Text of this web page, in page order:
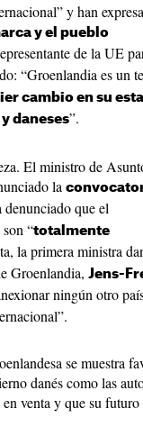
y han
y el pueblo
de la UE
“Groenlandia es un
cambio en su
daneses”.
El ministro de
la
denunciado que el
“totalmente
la primera ministra
Groenlandia, Jens-
ningún otro
se muestra
danés como las
venta y que su